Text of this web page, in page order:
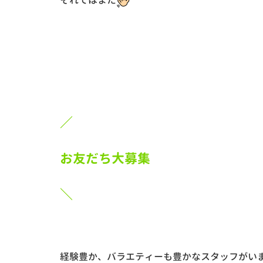
／
お友だち大募集
＼
経験豊か、バラエティーも豊かなスタッフがい